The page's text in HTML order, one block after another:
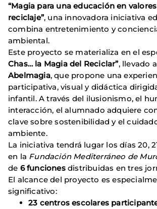
“Magia para una educación en
reciclaje”, una innovadora iniciativa
combina entretenimiento y
ambiental.
Este proyecto se materializa en el
Chas… la Magia del Reciclar”, llevado
Abelmagia, que propone una
participativa, visual y didáctica
infantil. A través del ilusionismo, el
interacción, el alumnado adquiere
clave sobre sostenibilidad y el
ambiente.
La iniciativa tendrá lugar los días 20,
en la Fundación Mediterráneo de
de 6 funcionesdistribuidas en tres
El alcance del proyecto es
significativo:
23 centros escolares